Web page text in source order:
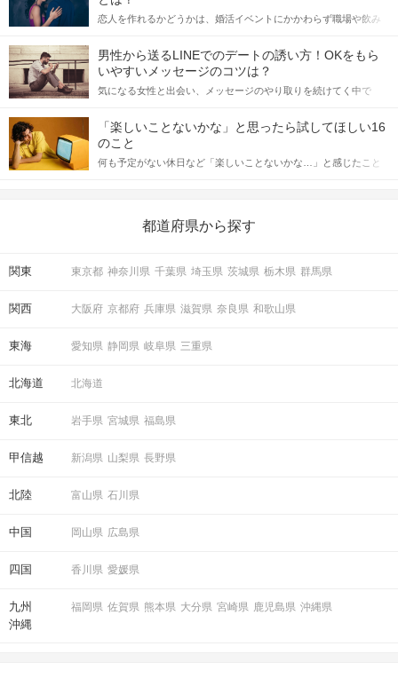
恋人を作れるかどうかは、婚活イベントにかかわらず職場や飲み
てアプローチできるかにも左右されます。 これから恋人作りを本
格的に始めようとしている方は、女性が異性を求めて出すサイン
をしっかりと理解し、正しい行動に移せるかどうかが重要。 この
記事では、女性が話しかけて欲しい時に出すサインとその心理を
合にどのような行動に繋げるべきかをご紹介していきます。
男性から送るLINEでのデートの誘い方！OKをもら
いやすいメッセージのコツは？
気になる女性と出会い、メッセージのやり取りを続けてく中で
しかし、中には「どう誘ったらいいの？」とお困りの男性もいら
っしゃるのではないでしょうか。 そこで今回は、男性から女性へ
送るLINEでのデートの誘い方のコツをご紹介します。例文も混じ
えながら解説するので、ぜひ参考にしてください。
「楽しいことないかな」と思ったら試してほしい16
のこと
何も予定がない休日など「楽しいことないかな…」と感じたこと
の楽しいことアイデアを集めました♪ いままさに楽しいことを探し
都道府県から探す
関東 東京都 神奈川県 千葉県 埼玉県 茨城県 栃木県 群馬県
関西 大阪府 京都府 兵庫県 滋賀県 奈良県 和歌山県
東海 愛知県 静岡県 岐阜県 三重県
北海道 北海道
東北 岩手県 宮城県 福島県
甲信越 新潟県 山梨県 長野県
北陸 富山県 石川県
中国 岡山県 広島県
四国 香川県 愛媛県
九州
沖縄
福岡県 佐賀県 熊本県 大分県 宮崎県 鹿児島県 沖縄県